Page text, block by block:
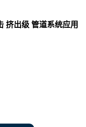
挤出级 管道系统应用